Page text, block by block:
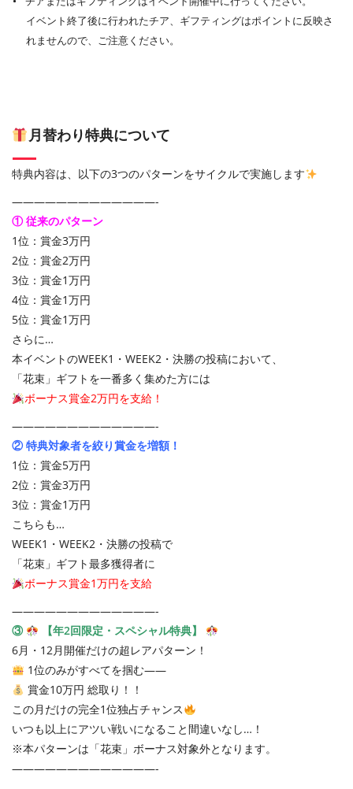
イベント終了後に行われたチア、ギフティングはポイントに反映さ
れませんので、ご注意ください。
月替わり特典について
特典内容は、以下の3つのパターンをサイクルで実施します
—————————————-
① 従来のパターン
1位：賞金3万円
2位：賞金2万円
3位：賞金1万円
4位：賞金1万円
5位：賞金1万円
さらに…
本イベントのWEEK1・WEEK2・決勝の投稿において、
「花束」ギフトを一番多く集めた方には
ボーナス賞金2万円を支給！
—————————————-
② 特典対象者を絞り賞金を増額！
1位：賞金5万円
2位：賞金3万円
3位：賞金1万円
こちらも…
WEEK1・WEEK2・決勝の投稿で
「花束」ギフト最多獲得者に
ボーナス賞金1万円を支給
—————————————-
③
【年2回限定・スペシャル特典】
6月・12月開催だけの超レアパターン！
1位のみがすべてを掴む――
賞金10万円 総取り！！
この月だけの完全1位独占チャンス
いつも以上にアツい戦いになること間違いなし…！
※本パターンは「花束」ボーナス対象外となります。
—————————————-